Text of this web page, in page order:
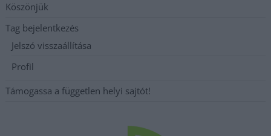
Köszönjük
Tag bejelentkezés
Jelszó visszaállítása
Profil
Támogassa a független helyi sajtót!